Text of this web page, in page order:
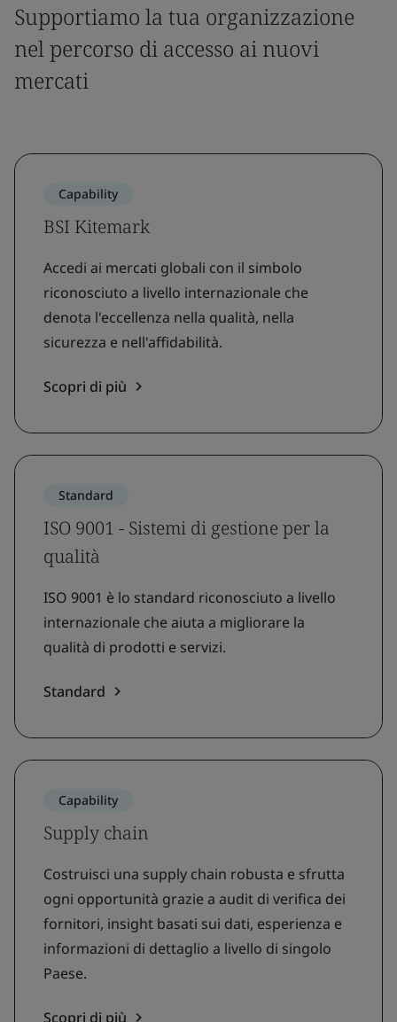
Supportiamo la tua organizzazione
nel percorso di accesso ai nuovi
mercati
Capability
BSI Kitemark
Accedi ai mercati globali con il simbolo
riconosciuto a livello internazionale che
denota l'eccellenza nella qualità, nella
sicurezza e nell'affidabilità.
Scopri di più
Standard
ISO 9001 - Sistemi di gestione per la
qualità
ISO 9001 è lo standard riconosciuto a livello
internazionale che aiuta a migliorare la
qualità di prodotti e servizi.
Standard
Capability
Supply chain
Costruisci una supply chain robusta e sfrutta
ogni opportunità grazie a audit di verifica dei
fornitori, insight basati sui dati, esperienza e
informazioni di dettaglio a livello di singolo
Paese.
Scopri di più